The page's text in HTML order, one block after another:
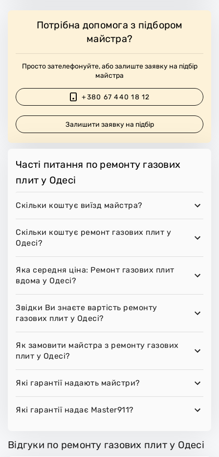
Потрібна допомога з підбором
майстра?
Просто зателефонуйте, або залиште заявку на підбір
майстра
+380 67 440 18 12
Залишити заявку на підбір
Часті питання по ремонту газових
плит у Одесі
Скільки коштує виїзд майстра?
Скільки коштує ремонт газових плит у
Одесі?
Яка середня ціна: Ремонт газових плит
вдома у Одесі?
Звідки Ви знаєте вартість ремонту
газових плит у Одесі?
Як замовити майстра з ремонту газових
плит у Одесі?
Які гарантії надають майстри?
Які гарантії надає Master911?
Відгуки по ремонту газових плит у Одесі